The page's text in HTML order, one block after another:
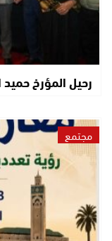
رحيل المؤرخ حميد
مجتمع